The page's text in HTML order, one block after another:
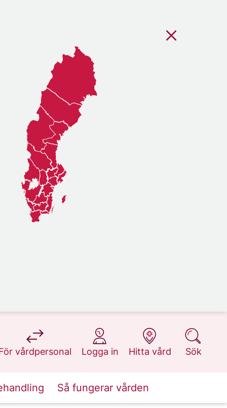
vårdpersonal
på 1177.se
Logga in
på 1177.se
Hitta vård
på 1177.se
Sök
på 1177.se
Så fungerar vården